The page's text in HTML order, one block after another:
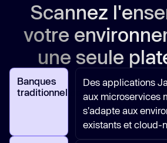
Scannez
votre
une seule
Banques
traditionnelles
Des applications
aux microservices
s'adapte aux
existants et cloud-